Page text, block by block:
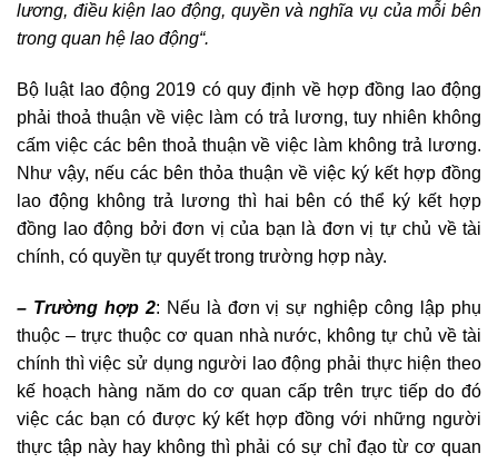
lương, điều kiện lao động, quyền và nghĩa vụ của mỗi bên
trong quan hệ lao động“.
Bộ luật lao động 2019 có quy định về hợp đồng lao động
phải thoả thuận về việc làm có trả lương, tuy nhiên không
cấm việc các bên thoả thuận về việc làm không trả lương.
Như vậy, nếu các bên thỏa thuận về việc ký kết hợp đồng
lao động không trả lương thì hai bên có thể ký kết hợp
đồng lao động bởi đơn vị của bạn là đơn vị tự chủ về tài
chính, có quyền tự quyết trong trường hợp này.
– Trường hợp 2: Nếu là đơn vị sự nghiệp công lập phụ
thuộc – trực thuộc cơ quan nhà nước, không tự chủ về tài
chính thì việc sử dụng người lao động phải thực hiện theo
kế hoạch hàng năm do cơ quan cấp trên trực tiếp do đó
việc các bạn có được ký kết hợp đồng với những người
thực tập này hay không thì phải có sự chỉ đạo từ cơ quan